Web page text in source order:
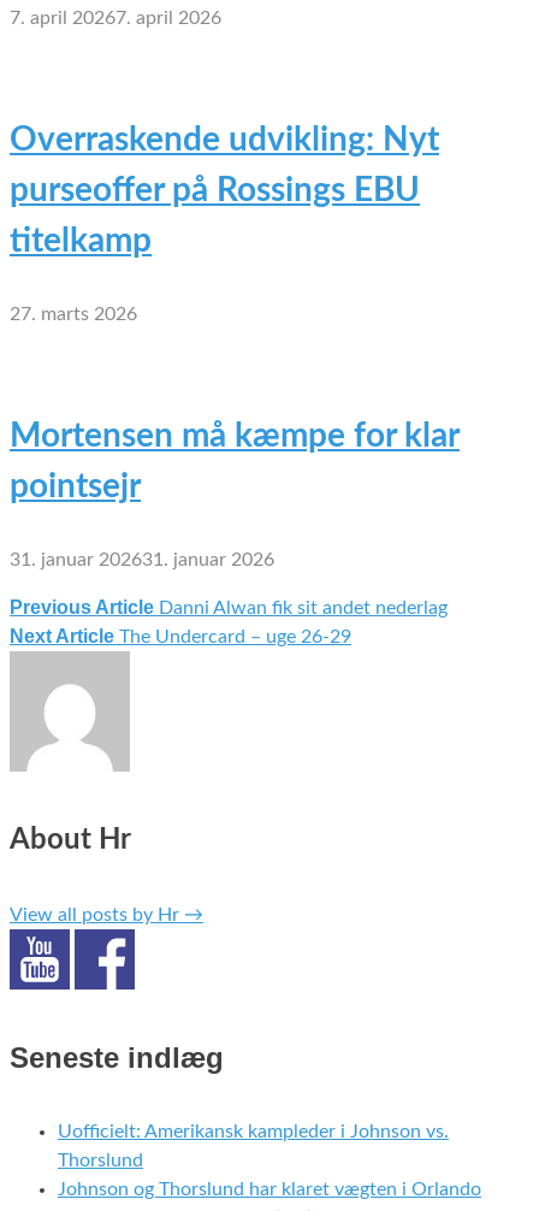
7. april 20267. april 2026
Overraskende udvikling: Nyt
purseoffer på Rossings EBU
titelkamp
27. marts 2026
Mortensen må kæmpe for klar
pointsejr
31. januar 202631. januar 2026
Indlægsnavigation
Previous Article Danni Alwan fik sit andet nederlag
Next Article The Undercard – uge 26-29
About Hr
View all posts by Hr →
Seneste indlæg
Uofficielt: Amerikansk kampleder i Johnson vs.
Thorslund
Johnson og Thorslund har klaret vægten i Orlando